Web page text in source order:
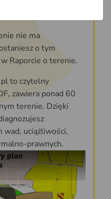
każdym z
nie ma
o tym
Raporcie o terenie.
to czytelny
zawiera ponad 60
terenie. Dzięki
wad, uciążliwości,
prawnych.